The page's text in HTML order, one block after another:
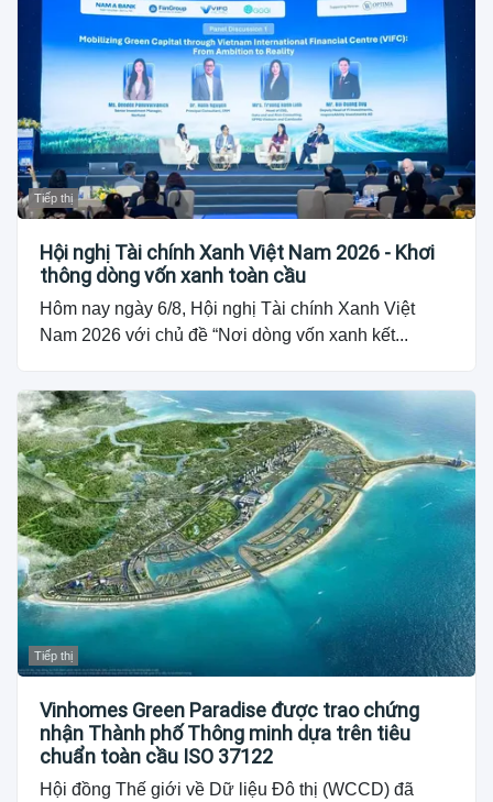
Tiếp thị
Hội nghị Tài chính Xanh Việt Nam 2026 - Khơi
thông dòng vốn xanh toàn cầu
Hôm nay ngày 6/8, Hội nghị Tài chính Xanh Việt
Nam 2026 với chủ đề “Nơi dòng vốn xanh kết...
Tiếp thị
Vinhomes Green Paradise được trao chứng
nhận Thành phố Thông minh dựa trên tiêu
chuẩn toàn cầu ISO 37122
Hội đồng Thế giới về Dữ liệu Đô thị (WCCD) đã